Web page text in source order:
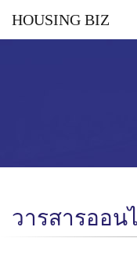
HOUSING BIZ
วารสารออน